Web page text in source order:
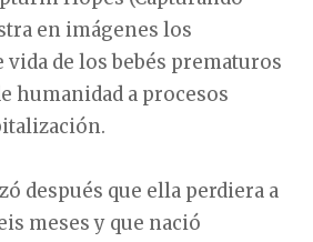
en imágenes los
de los bebés prematuros
humanidad a procesos
después que ella perdiera a
meses y que nació